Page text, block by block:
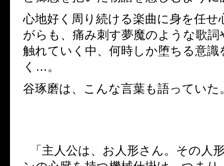
心地好く周り続ける楽曲に身を任せ
がらも、痛み刺す夢魔のような歌詞
触れていく中、何時しか堕ちる意識
く …。
谷琢磨は、こんな言葉も語っていた
「主人公は、お人形さん。その人